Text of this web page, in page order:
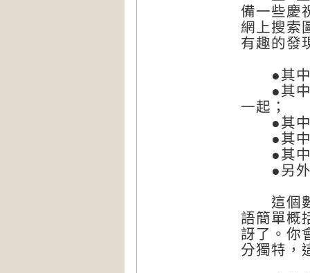
備一些慶
網上搜索
有趣的發
●其中
●其中
一起；
●其中
●其中
●其中
●另外
這個數
語簡單概
訝了。你
分獨特，